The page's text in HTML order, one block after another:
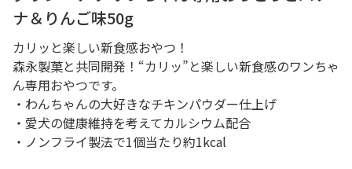
ナ＆りんご味50g
カリッと楽しい新食感おやつ！
森永製菓と共同開発！“カリッ”と楽しい新食感のワンちゃ
ん専用おやつです。
・わんちゃんの大好きなチキンパウダー仕上げ
・愛犬の健康維持を考えてカルシウム配合
・ノンフライ製法で1個当たり約1kcal